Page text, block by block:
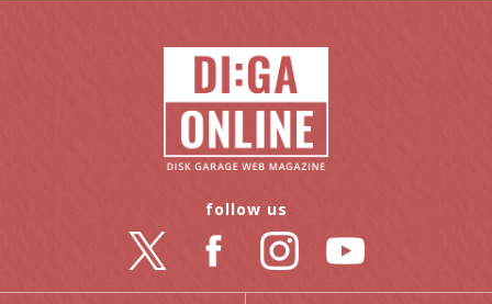
follow us